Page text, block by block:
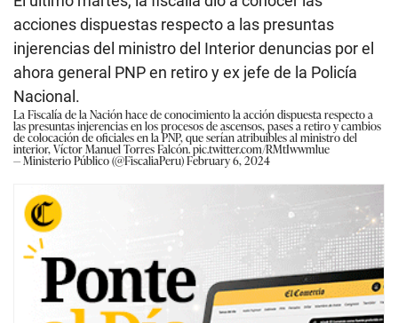
acciones dispuestas respecto a las presuntas
injerencias del ministro del Interior denuncias por el
ahora general PNP en retiro y ex jefe de la Policía
Nacional.
La Fiscalía de la Nación hace de conocimiento la acción dispuesta respecto a
las presuntas injerencias en los procesos de ascensos, pases a retiro y cambios
de colocación de oficiales en la PNP, que serían atribuibles al ministro del
interior, Víctor Manuel Torres Falcón.pic.twitter.com/RMtIwwmlue
— Ministerio Público (@FiscaliaPeru)February 6, 2024